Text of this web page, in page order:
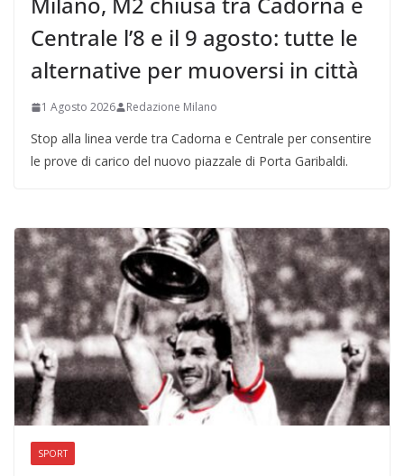
Centrale l’8 e il 9 agosto: tutte le
alternative per muoversi in città
1 Agosto 2026 Redazione Milano
Stop alla linea verde tra Cadorna e Centrale per consentire
le prove di carico del nuovo piazzale di Porta Garibaldi.
SPORT